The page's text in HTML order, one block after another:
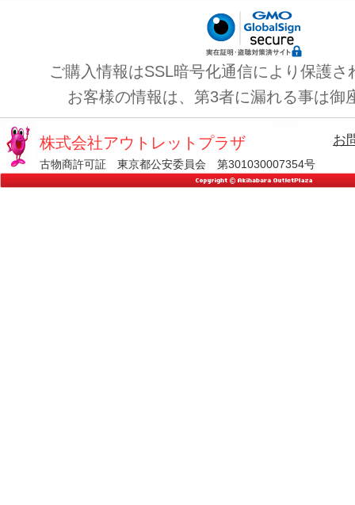
ご購入情報はSSL暗号化通信により保護さ
お客様の情報は、第3者に漏れる事は御
株式会社アウトレットプラザ
古物商許可証 東京都公安委員会 第301030007354号
お